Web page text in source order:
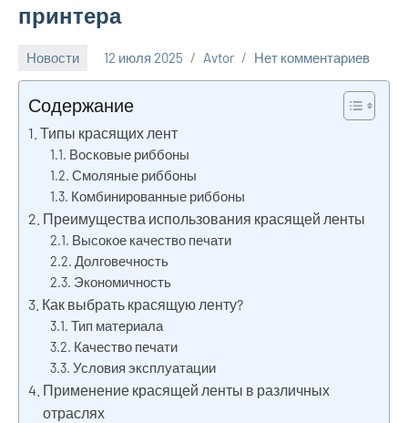
принтера
Новости 12 июля 2025 Avtor Нет комментариев
Содержание
Типы красящих лент
Восковые риббоны
Смоляные риббоны
Комбинированные риббоны
Преимущества использования красящей ленты
Высокое качество печати
Долговечность
Экономичность
Как выбрать красящую ленту?
Тип материала
Качество печати
Условия эксплуатации
Применение красящей ленты в различных
отраслях